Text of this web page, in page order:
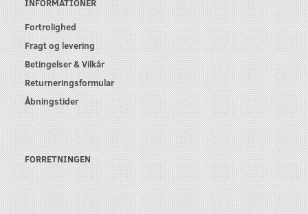
Fortrolighed
Fragt og levering
Betingelser & Vilkår
Returneringsformular
Åbningstider
FORRETNINGEN